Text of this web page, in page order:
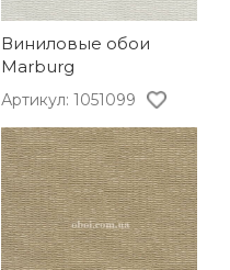
Виниловые обои
Marburg
Артикул: 1051099